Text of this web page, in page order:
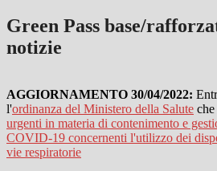
Green Pass base/
notizie
AGGIORNAMENTO 30/04/2022:
l'ordinanza del Ministero della Salute
urgenti in materia di contenimento e
COVID-19 concernenti l'utilizzo dei
vie respiratorie